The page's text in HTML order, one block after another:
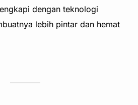
dengan teknologi
lebih pintar dan hemat